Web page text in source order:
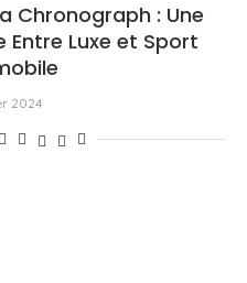
Chronograph : Une
Entre Luxe et Sport
2024